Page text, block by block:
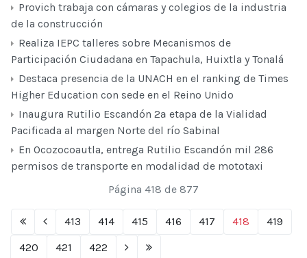
Provich trabaja con cámaras y colegios de la industria
de la construcción
Realiza IEPC talleres sobre Mecanismos de
Participación Ciudadana en Tapachula, Huixtla y Tonalá
Destaca presencia de la UNACH en el ranking de Times
Higher Education con sede en el Reino Unido
Inaugura Rutilio Escandón 2ª etapa de la Vialidad
Pacificada al margen Norte del río Sabinal
En Ocozocoautla, entrega Rutilio Escandón mil 286
permisos de transporte en modalidad de mototaxi
Página 418 de 877
413 414 415 416 417 418
419
420
421 422